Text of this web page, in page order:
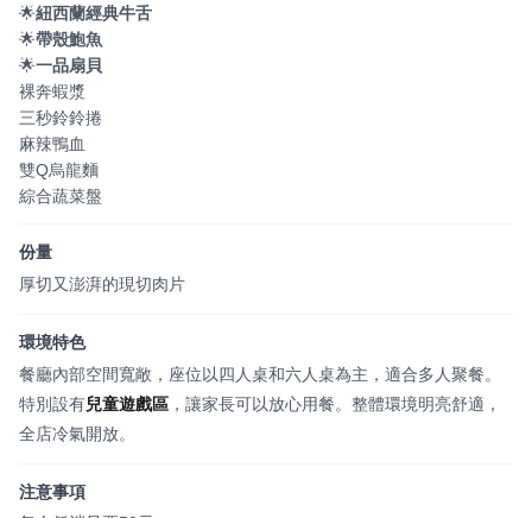
🌟紐西蘭經典牛舌
🌟帶殼鮑魚
🌟一品扇貝
裸奔蝦漿
三秒鈴鈴捲
麻辣鴨血
雙Q烏龍麵
綜合蔬菜盤
份量
厚切又澎湃的現切肉片
環境特色
餐廳內部空間寬敞，座位以四人桌和六人桌為主，適合多人聚餐。
特別設有兒童遊戲區 ，讓家長可以放心用餐。整體環境明亮舒適，
全店冷氣開放。
注意事項